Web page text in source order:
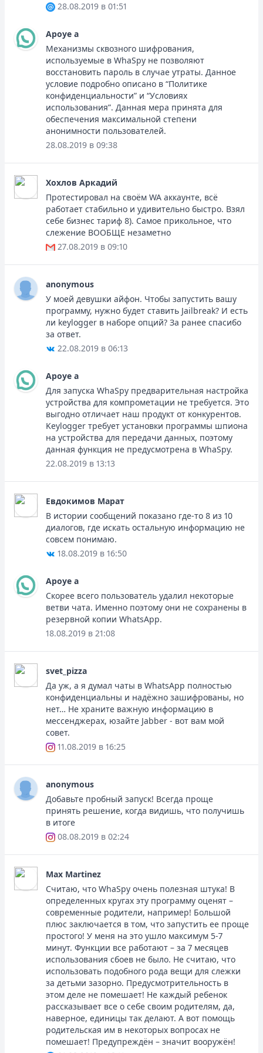
28.08.2019 в 01:51
Apoye a
Механизмы сквозного шифрования,
используемые в WhaSpy не позволяют
восстановить пароль в случае утраты. Данное
условие подробно описано в “Политике
конфиденциальности” и “Условиях
использования”. Данная мера принята для
обеспечения максимальной степени
анонимности пользователей.
28.08.2019 в 09:38
Хохлов Аркадий
Протестировал на своём WA аккаунте, всё
работает стабильно и удивительно быстро. Взял
себе бизнес тариф 8). Самое прикольное, что
слежение ВООБЩЕ незаметно
27.08.2019 в 09:10
anonymous
У моей девушки айфон. Чтобы запустить вашу
программу, нужно будет ставить Jailbreak? И есть
ли keylogger в наборе опций? За ранее спасибо
за ответ.
22.08.2019 в 06:13
Apoye a
Для запуска WhaSpy предварительная настройка
устройства для компрометации не требуется. Это
выгодно отличает наш продукт от конкурентов.
Keylogger требует установки программы шпиона
на устройства для передачи данных, поэтому
данная функция не предусмотрена в WhaSpy.
22.08.2019 в 13:13
Евдокимов Марат
В истории сообщений показано где-то 8 из 10
диалогов, где искать остальную информацию не
совсем понимаю.
18.08.2019 в 16:50
Apoye a
Скорее всего пользователь удалил некоторые
ветви чата. Именно поэтому они не сохранены в
резервной копии WhatsApp.
18.08.2019 в 21:08
svet_pizza
Да уж, а я думал чаты в WhatsApp полностью
конфиденциальны и надёжно зашифрованы, но
нет… Не храните важную информацию в
мессенджерах, юзайте Jabber - вот вам мой
совет.
11.08.2019 в 16:25
anonymous
Добавьте пробный запуск! Всегда проще
принять решение, когда видишь, что получишь
в итоге
08.08.2019 в 02:24
Max Martinez
Считаю, что WhaSpy очень полезная штука! В
определенных кругах эту программу оценят –
современные родители, например! Большой
плюс заключается в том, что запустить ее проще
простого! У меня на это ушло максимум 5-7
минут. Функции все работают – за 7 месяцев
использования сбоев не было. Не считаю, что
использовать подобного рода вещи для слежки
за детьми зазорно. Предусмотрительность в
этом деле не помешает! Не каждый ребенок
рассказывает все о себе своим родителям, да,
наверное, единицы так делают. А вот помощь
родительская им в некоторых вопросах не
помешает! Предупреждён – значит вооружён!